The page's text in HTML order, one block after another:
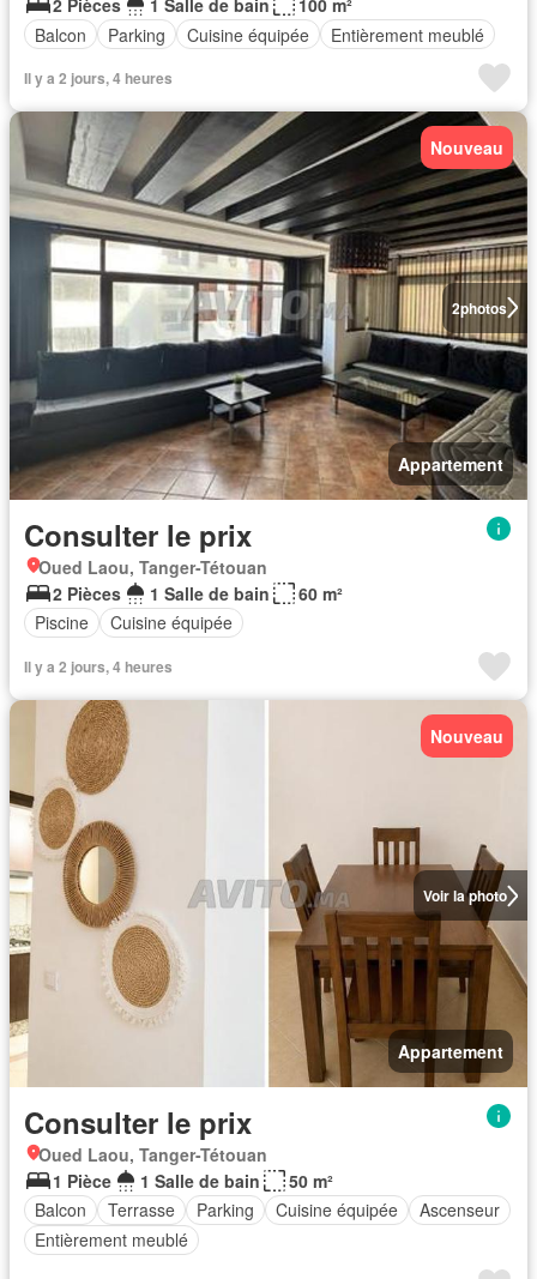
2 Pièces
1 Salle de bain
100 m²
Balcon
Parking Cuisine équipée Entièrement meublé
Il y a 2 jours, 4 heures
2photos
Nouveau
Appartement
Consulter le prix
Oued Laou, Tanger-Tétouan
2 Pièces
1 Salle de bain
60 m²
Piscine
Cuisine équipée
Il y a 2 jours, 4 heures
Voir la photo
Nouveau
Appartement
Consulter le prix
Oued Laou, Tanger-Tétouan
1 Pièce
1 Salle de bain
50 m²
Balcon
Terrasse Parking Cuisine équipée
Ascenseur
Entièrement meublé